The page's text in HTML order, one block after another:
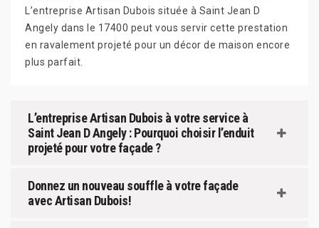
L’entreprise Artisan Dubois située à Saint Jean D
Angely dans le 17400 peut vous servir cette prestation
en ravalement projeté pour un décor de maison encore
plus parfait.
L’entreprise Artisan Dubois à votre service à
Saint Jean D Angely : Pourquoi choisir l’enduit
projeté pour votre façade ?
Donnez un nouveau souffle à votre façade
avec Artisan Dubois!